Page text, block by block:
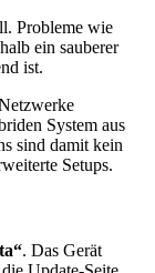
Probleme wie
ein sauberer
ist.
System aus
sind damit kein
Setups.
. Das Gerät